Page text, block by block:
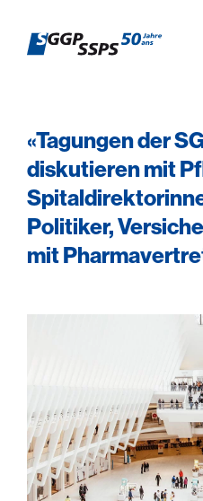
«Tagungen der
diskutieren mit
Politiker,
mit